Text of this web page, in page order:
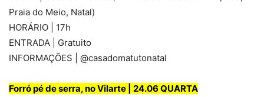
Praia do Meio, Natal)
HORÁRIO | 17h
ENTRADA | Gratuito
INFORMAÇÕES | @casadomatutonatal
Forró pé de serra, no Vilarte | 24.06 QUARTA